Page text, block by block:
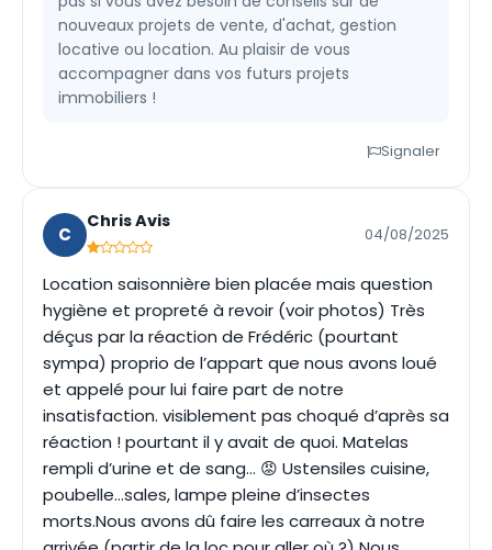
nouveaux projets de vente, d'achat, gestion
locative ou location. Au plaisir de vous
accompagner dans vos futurs projets
immobiliers !
Signaler
C
Chris Avis
04/08/2025
Location saisonnière bien placée mais question
hygiène et propreté à revoir (voir photos) Très
déçus par la réaction de Frédéric (pourtant
sympa) proprio de l’appart que nous avons loué
et appelé pour lui faire part de notre
insatisfaction. visiblement pas choqué d’après sa
réaction ! pourtant il y avait de quoi. Matelas
rempli d’urine et de sang… 😡 Ustensiles cuisine,
poubelle…sales, lampe pleine d’insectes
morts.Nous avons dû faire les carreaux à notre